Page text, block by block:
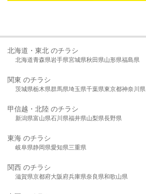
北海道・東北 のチラシ
北海道青森県岩手県宮城県秋田県山形県福島県
関東 のチラシ
茨城県栃木県群馬県埼玉県千葉県東京都神奈川県
甲信越・北陸 のチラシ
新潟県富山県石川県福井県山梨県長野県
東海 のチラシ
岐阜県静岡県愛知県三重県
関西 のチラシ
滋賀県京都府大阪府兵庫県奈良県和歌山県